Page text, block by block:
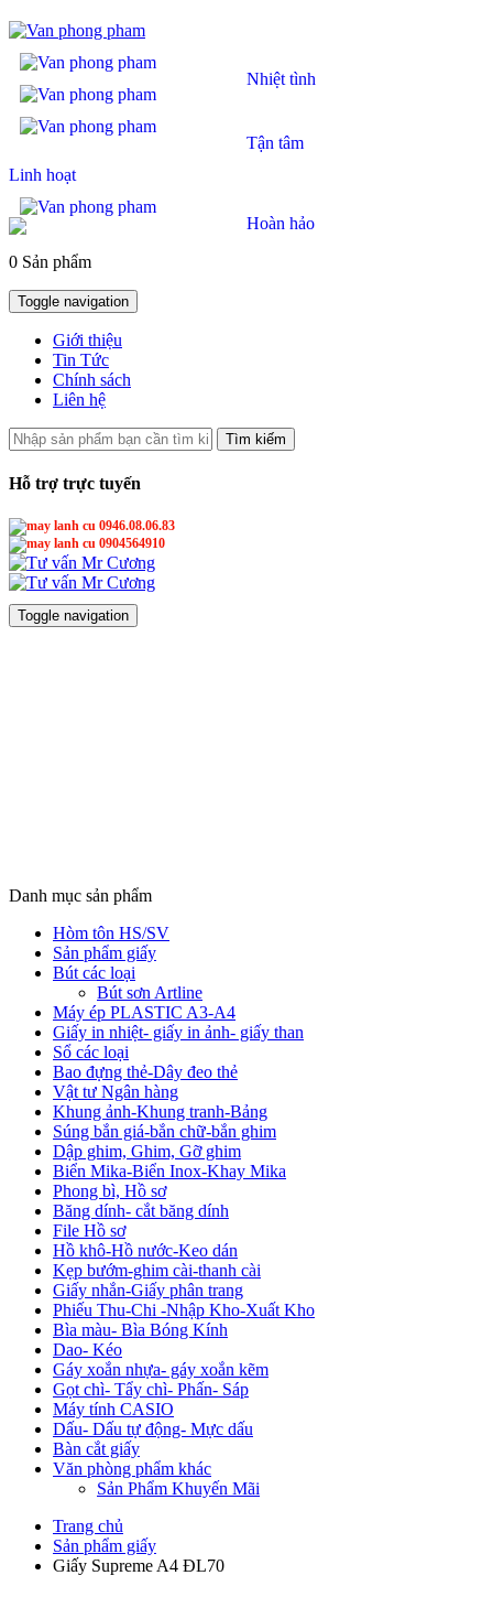
Nhiệt tình
Tận tâm
Linh hoạt
Hoàn hảo
0 Sản phẩm
Toggle navigation
Giới thiệu
Tin Tức
Chính sách
Liên hệ
Tìm kiếm
Hỗ trợ trực tuyến
0946.08.06.83
0904564910
Mr Cương
Mr Cương
Toggle navigation
Danh mục sản phẩm
Hòm tôn HS/SV
Sản phẩm giấy
Bút các loại
Bút sơn Artline
Máy ép PLASTIC A3-A4
Giấy in nhiệt- giấy in ảnh- giấy than
Sổ các loại
Bao đựng thẻ-Dây đeo thẻ
Vật tư Ngân hàng
Khung ảnh-Khung tranh-Bảng
Súng bắn giá-bắn chữ-bắn ghim
Dập ghim, Ghim, Gỡ ghim
Biển Mika-Biển Inox-Khay Mika
Phong bì, Hồ sơ
Băng dính- cắt băng dính
File Hồ sơ
Hồ khô-Hồ nước-Keo dán
Kẹp bướm-ghim cài-thanh cài
Giấy nhắn-Giấy phân trang
Phiếu Thu-Chi -Nhập Kho-Xuất Kho
Bìa màu- Bìa Bóng Kính
Dao- Kéo
Gáy xoắn nhựa- gáy xoắn kẽm
Gọt chì- Tẩy chì- Phấn- Sáp
Máy tính CASIO
Dấu- Dấu tự động- Mực dấu
Bàn cắt giấy
Văn phòng phẩm khác
Sản Phẩm Khuyến Mãi
Trang chủ
Sản phẩm giấy
Giấy Supreme A4 ĐL70